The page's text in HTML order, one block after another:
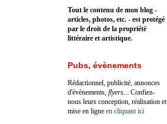
Tout le contenu de mon blog -
articles, photos, etc. - est protégé
par le droit de la propriété
littéraire et artistique.
Pubs, évènements
Rédactionnel, publicité, annonces
d'évènements, flyers ... Confiez-
nous leurs conception, réalisation et
mise en ligne en cliquant ici